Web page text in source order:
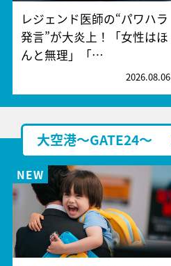
レジェンド医師の“パワハラ
発言”が大炎上！「女性はほ
んと無理」「…
2026.08.06
大空港～GATE24～